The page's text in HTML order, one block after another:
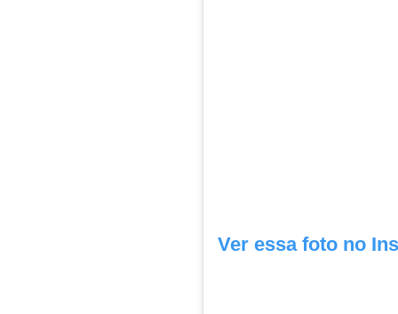
Ver essa foto no